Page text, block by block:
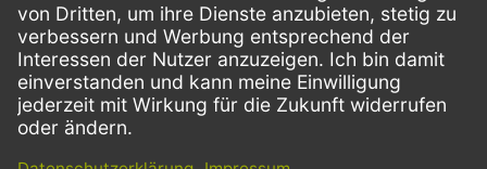
FacebookInstagramLinkedIn